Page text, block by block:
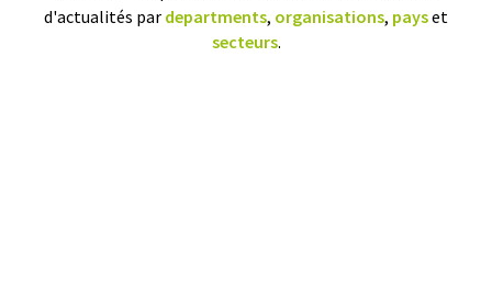
d'actualités par departments, organisations, payset
secteurs.